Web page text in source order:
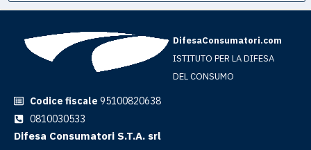
DifesaConsumatori.com
ISTITUTO PER LA DIFESA
DEL CONSUMO
Codice fiscale 95100820638
0810030533
Difesa Consumatori S.T.A. srl